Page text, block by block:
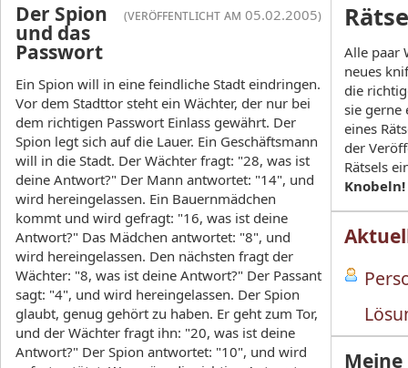
Alle paar
neues
die
sie gerne
eines
der
Rätsels
Knobeln!
(veröffentlicht am 05.02.2005)
Der Spion
und das
Passwort
Ein Spion will in eine feindliche Stadt eindringen.
Vor dem Stadttor steht ein Wächter, der nur bei
dem richtigen Passwort Einlass gewährt. Der
Spion legt sich auf die Lauer. Ein Geschäftsmann
will in die Stadt. Der Wächter fragt: "28, was ist
deine Antwort?" Der Mann antwortet: "14", und
wird hereingelassen. Ein Bauernmädchen
kommt und wird gefragt: "16, was ist deine
Antwort?" Das Mädchen antwortet: "8", und
wird hereingelassen. Den nächsten fragt der
Wächter: "8, was ist deine Antwort?" Der Passant
sagt: "4", und wird hereingelassen. Der Spion
glaubt, genug gehört zu haben. Er geht zum Tor,
und der Wächter fragt ihn: "20, was ist deine
Antwort?" Der Spion antwortet: "10", und wird